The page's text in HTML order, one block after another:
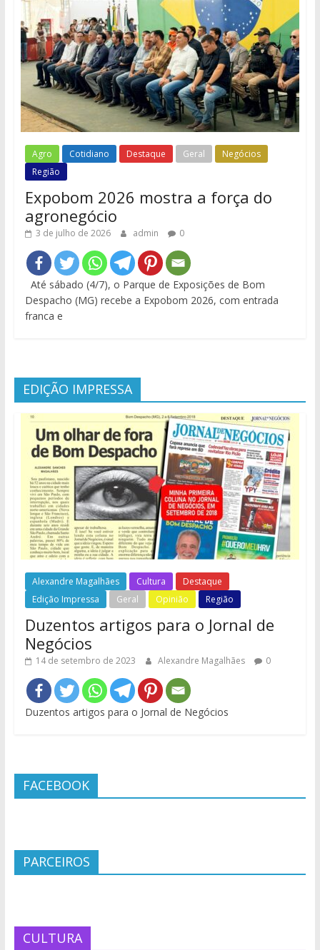
Agro Cotidiano Destaque Geral
Negócios
Região
Expobom 2026 mostra a força do
agronegócio
3 de julho de 2026 admin 0
Até sábado (4/7), o Parque de Exposições de Bom
Despacho (MG) recebe a Expobom 2026, com entrada
franca e
EDIÇÃO IMPRESSA
Alexandre Magalhães Cultura
Destaque
Edição Impressa
Geral Opinião Região
Duzentos artigos para o Jornal de
Negócios
14 de setembro de 2023 Alexandre Magalhães 0
Duzentos artigos para o Jornal de Negócios
FACEBOOK
PARCEIROS
CULTURA